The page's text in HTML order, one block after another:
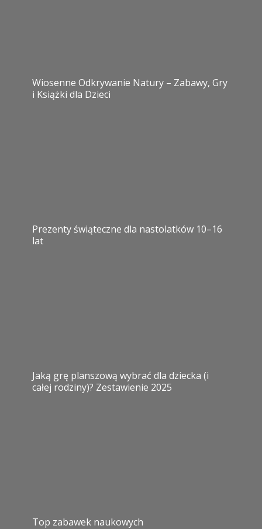
Wiosenne Odkrywanie Natury – Zabawy, Gry
i Książki dla Dzieci
Prezenty świąteczne dla nastolatków 10–16
lat
Jaką grę planszową wybrać dla dziecka (i
całej rodziny)? Zestawienie 2025
Top zabawek naukowych